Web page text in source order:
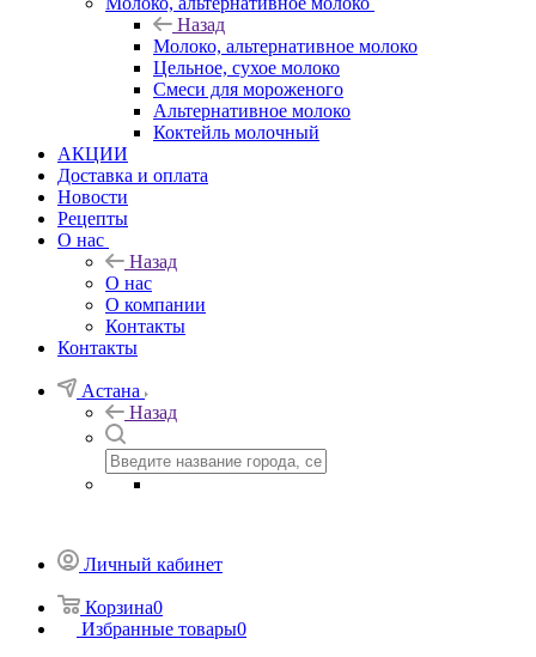
Назад
Молоко, альтернативное молоко
Цельное, сухое молоко
Смеси для мороженого
Альтернативное молоко
Коктейль молочный
АКЦИИ
Доставка и оплата
Новости
Рецепты
О нас
Назад
О нас
О компании
Контакты
Контакты
Астана
Назад
Личный кабинет
Корзина0
Избранные товары0